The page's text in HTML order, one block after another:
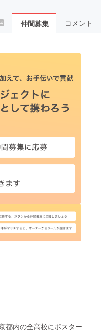
仲間募集 コメント
都内の全高校にポスター